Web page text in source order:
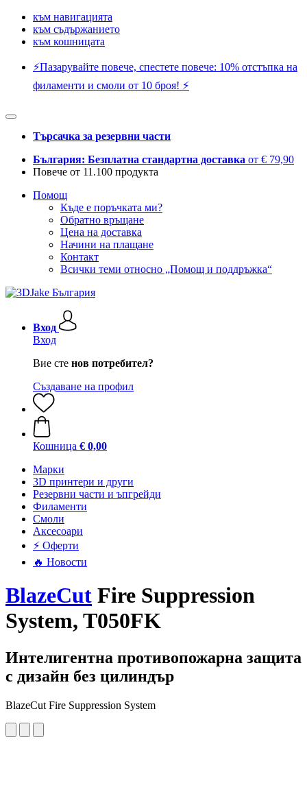
към навигацията
към съдържанието
към кошницата
⚡️Пазарувайте повече, спестете повече: 10% отстъпка на
филаменти и смоли от 10 броя! ⚡️
Търсачка за резервни части
България: Безплатна стандартна доставка от € 79,90
Повече от 11.100 продукта
Помощ
Къде е поръчката ми?
Обратно връщане
Цена на доставка
Начини на плащане
Контакт
Всички теми относно „Помощ и поддръжка“
Вход
Вход
Вие сте нов потребител?
Създаване на профил
Кошница € 0,00
Mарки
3D принтери и други
Резервни части и ъпгрейди
Филаменти
Смоли
Аксесоари
⚡ Оферти
🔥 Новости
BlazeCut Fire Suppression
System, T050FK
Интелигентна противопожарна защита
с дизайн без цилиндър
BlazeCut Fire Suppression System